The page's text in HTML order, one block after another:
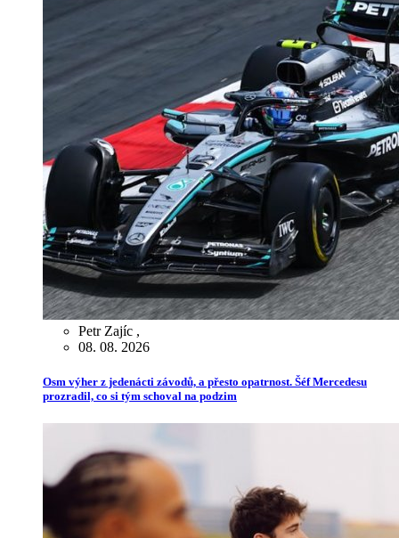
Petr Zajíc ,
08. 08. 2026
Osm výher z jedenácti závodů, a přesto opatrnost. Šéf Mercedesu
prozradil, co si tým schoval na podzim